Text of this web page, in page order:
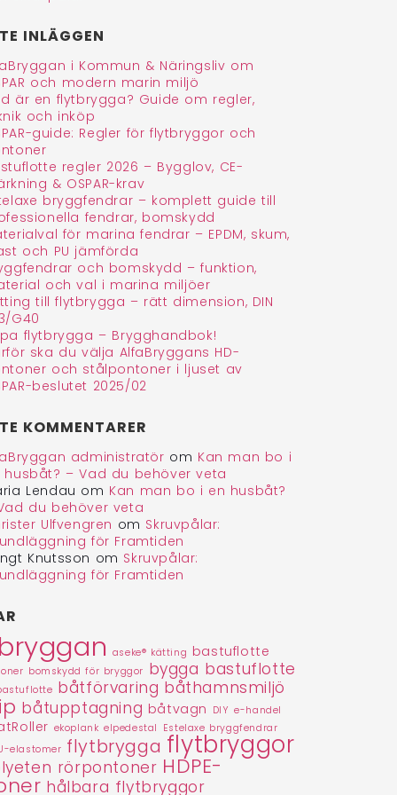
angående
ägaren
för ditt femstjärniga
de positiva orden!
att höra att du är
våra skruvpålar,
monteringsverktyg
Våra
är designade för att
både stabilt
vilket vi också
i vårt senaste
om skruvpålar
blogg/o
fler frågor eller
råd kring ditt
tveka inte att höra
ser fram emot att
din partner inom
hälsningar,
Svar från ägaren
Stort tack för ditt fantastiska
bilden, Filip! Vad roligt att höra
grundsättningen till ditt
altanprojekt både snabb och
stabil och att vår elektriska
rotator fungerade bra – precis
som vi vill ha det! Vi uppskattar
verkligen att du är nöjd med
Bilden på ditt projekt är grym,
tack för att du delade den! Ser
fram emot att hjälpa dig med
Sommarhälsningar från teamet
AlfaBryggan! 😊
INLÄGGEN
i Kommun & Näringsliv om
och modern marin miljö
är en flytbrygga? Guide om regler,
och inköp
guide: Regler för flytbryggor och
regler 2026 – Bygglov, CE-
& OSPAR-krav
bryggfendrar – komplett guide till
fendrar, bomskydd
för marina fendrar – EPDM, skum,
och PU jämförda
och bomskydd – funktion,
och val i marina miljöer
till flytbrygga – rätt dimension, DIN
G40
flytbrygga – Brygghandbok!
ska du välja AlfaBryggans HD-
och stålpontoner i ljuset av
beslutet 2025/02
KOMMENTARER
administratör om Kan man bo i
husbåt? – Vad du behöver veta
Lendau om Kan man bo i en husbåt?
du behöver veta
Ulfvengren om Skruvpålar:
för Framtiden
Knutsson om Skruvpålar:
för Framtiden
aseke® kätting bastuflotte
bomskydd för bryggor bygga bastuflotte
båtförvaring båthamnsmiljö
båtupptagning båtvagn DIY e-handel
ekoplank elpedestal Estelaxe bryggfendrar
elastomer flytbrygga flytbryggor
rörpontoner HDPE-
hålbara flytbryggor